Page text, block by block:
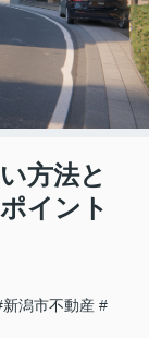
方法と
イント
新潟市不動産 #